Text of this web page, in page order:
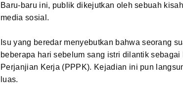
Baru-baru ini, publik dikejutkan oleh sebuah
media sosial.
Isu yang beredar menyebutkan bahwa seorang
beberapa hari sebelum sang istri dilantik
Perjanjian Kerja (PPPK). Kejadian ini pun
luas.